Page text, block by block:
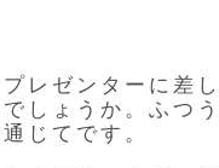
プ レ ゼ ン タ ー に 差 し
で し ょ う か 。 ふ つ う
通 じ て です 。